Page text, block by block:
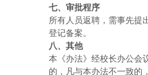
七、审批程序
所有人员返聘，需事先提
登记备案。
八、其他
本《办法》经校长办公会
的，凡与本办法不一致的